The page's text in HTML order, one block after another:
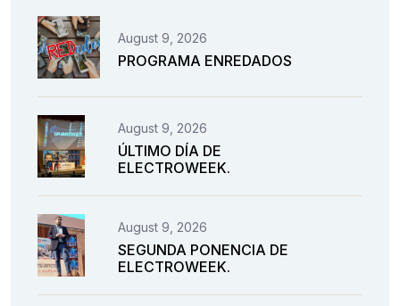
August 9, 2026
PROGRAMA ENREDADOS
August 9, 2026
ÚLTIMO DÍA DE
ELECTROWEEK.
August 9, 2026
SEGUNDA PONENCIA DE
ELECTROWEEK.